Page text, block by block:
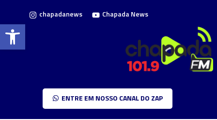
Barra de Ferramentas Aberta
chapadanews Chapada News
ENTRE EM NOSSO CANAL DO ZAP